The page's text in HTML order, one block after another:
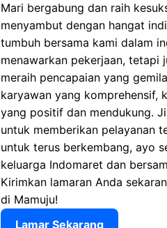
Mari bergabung dan raih
menyambut dengan hangat
tumbuh bersama kami dalam
menawarkan pekerjaan, tetapi
meraih pencapaian yang
karyawan yang komprehensif,
yang positif dan mendukung.
untuk memberikan pelayanan
untuk terus berkembang, ayo
keluarga Indomaret dan
Kirimkan lamaran Anda
di Mamuju!
Lamar Sekarang